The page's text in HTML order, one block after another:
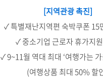
[지역관광 촉진]
✓ 특별재난지역편 숙박쿠폰 15
✓ 중소기업 근로자 휴가지
✓ 9~11월 역대 최대 ‘여행가는 가
(여행상품 최대 50% 할